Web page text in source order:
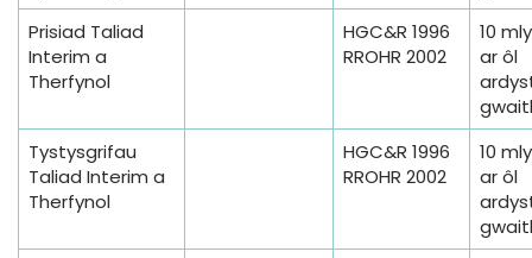
Prisiad Taliad
Interim a
Therfynol
HGC&R 1996
RROHR 2002
10
ar ôl
Tystysgrifau
Taliad Interim a
Therfynol
HGC&R 1996
RROHR 2002
10
ar ôl